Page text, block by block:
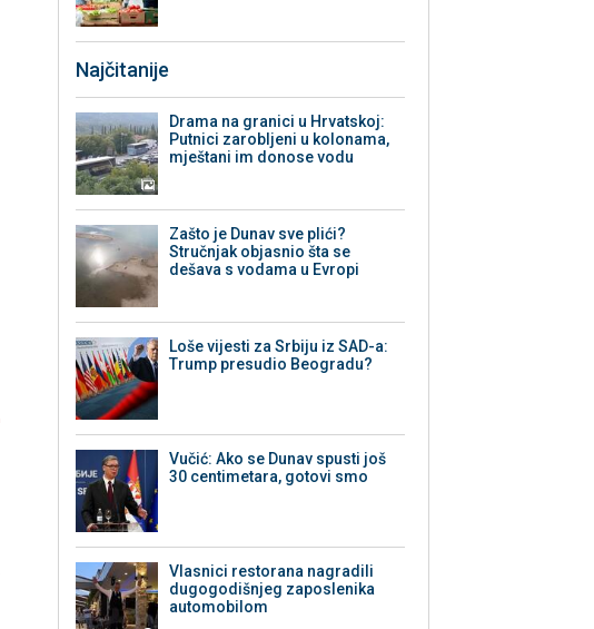
Najčitanije
Drama na granici u Hrvatskoj:
Putnici zarobljeni u kolonama,
mještani im donose vodu
Zašto je Dunav sve plići?
Stručnjak objasnio šta se
dešava s vodama u Evropi
Loše vijesti za Srbiju iz SAD-a:
Trump presudio Beogradu?
Vučić: Ako se Dunav spusti još
30 centimetara, gotovi smo
Vlasnici restorana nagradili
dugogodišnjeg zaposlenika
automobilom